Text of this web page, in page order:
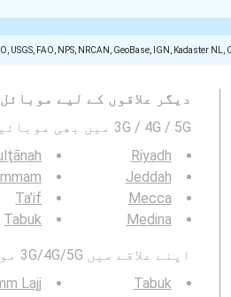
USGS, FAO, NPS, NRCAN, GeoBase, IGN, Kadaster
دیگر علاقوں کے لیے
3G / 4G / 5G میں بھی موبائیل نیٹورک کوریج دیکھیں۔ :
Riyadh
Jeddah
Mecca
Medina
Ta’if
Tabuk
اپنے علاقے میں 3G/4G/5G موبائل نیٹ ورک کوریج بھی دیکھیں:
Tabuk
Lajj